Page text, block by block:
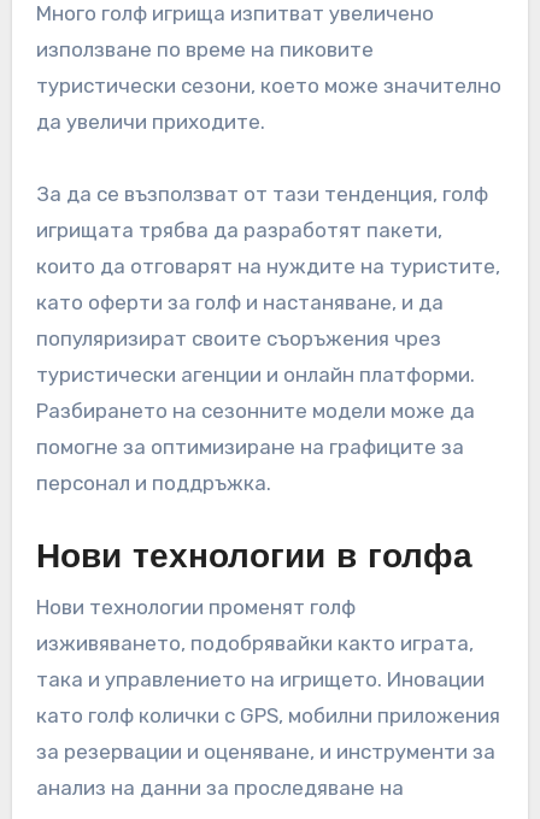
предложения, за да се съобразят с тези
променящи се предпочитания и да привлекат
по-широка аудитория.
използването на голф
игрища
живописни пейзажи и историческо значение.
да увеличи приходите.
За да се възползват от тази тенденция, голф
игрищата трябва да разработят пакети,
които да отговарят на нуждите на туристите,
като оферти за голф и настаняване, и да
популяризират своите съоръжения чрез
туристически агенции и онлайн платформи.